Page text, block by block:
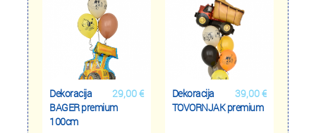
29,00 €
Dekoracija
BAGER premium
100cm
39,00 €
Dekoracija
TOVORNJAK premium